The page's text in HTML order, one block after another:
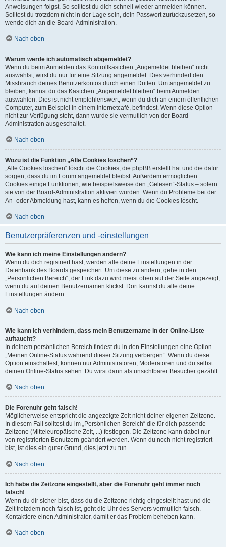
Anweisungen folgst. So solltest du dich schnell wieder anmelden können.
Solltest du trotzdem nicht in der Lage sein, dein Passwort zurückzusetzen, so
wende dich an die Board-Administration.
Nach oben
Warum werde ich automatisch abgemeldet?
Wenn du beim Anmelden das Kontrollkästchen „Angemeldet bleiben“ nicht
auswählst, wirst du nur für eine Sitzung angemeldet. Dies verhindert den
Missbrauch deines Benutzerkontos durch einen Dritten. Um angemeldet zu
bleiben, kannst du das Kästchen „Angemeldet bleiben“ beim Anmelden
auswählen. Dies ist nicht empfehlenswert, wenn du dich an einem öffentlichen
Computer, zum Beispiel in einem Internetcafé, befindest. Wenn diese Option
nicht zur Verfügung steht, dann wurde sie vermutlich von der Board-
Administration ausgeschaltet.
Nach oben
Wozu ist die Funktion „Alle Cookies löschen“?
„Alle Cookies löschen“ löscht die Cookies, die phpBB erstellt hat und die dafür
sorgen, dass du im Forum angemeldet bleibst. Außerdem ermöglichen
Cookies einige Funktionen, wie beispielsweise den „Gelesen“-Status – sofern
sie von der Board-Administration aktiviert wurden. Wenn du Probleme bei der
An- oder Abmeldung hast, kann es helfen, wenn du die Cookies löscht.
Nach oben
Benutzerpräferenzen und -einstellungen
Wie kann ich meine Einstellungen ändern?
Wenn du dich registriert hast, werden alle deine Einstellungen in der
Datenbank des Boards gespeichert. Um diese zu ändern, gehe in den
„Persönlichen Bereich“; der Link dazu wird meist oben auf der Seite angezeigt,
wenn du auf deinen Benutzernamen klickst. Dort kannst du alle deine
Einstellungen ändern.
Nach oben
Wie kann ich verhindern, dass mein Benutzername in der Online-Liste
auftaucht?
In deinem persönlichen Bereich findest du in den Einstellungen eine Option
„Meinen Online-Status während dieser Sitzung verbergen“. Wenn du diese
Option einschaltest, können nur Administratoren, Moderatoren und du selbst
deinen Online-Status sehen. Du wirst dann als unsichtbarer Besucher gezählt.
Nach oben
Die Forenuhr geht falsch!
Möglicherweise entspricht die angezeigte Zeit nicht deiner eigenen Zeitzone.
In diesem Fall solltest du im „Persönlichen Bereich“ die für dich passende
Zeitzone (Mitteleuropäische Zeit, ...) festlegen. Die Zeitzone kann dabei nur
von registrierten Benutzern geändert werden. Wenn du noch nicht registriert
bist, ist dies ein guter Grund, dies jetzt zu tun.
Nach oben
Ich habe die Zeitzone eingestellt, aber die Forenuhr geht immer noch
falsch!
Wenn du dir sicher bist, dass du die Zeitzone richtig eingestellt hast und die
Zeit trotzdem noch falsch ist, geht die Uhr des Servers vermutlich falsch.
Kontaktiere einen Administrator, damit er das Problem beheben kann.
Nach oben